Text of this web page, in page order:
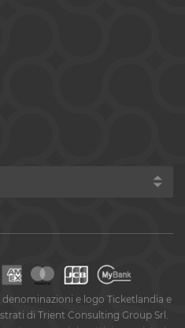
e logo Ticketlandia e
di Trient Consulting Group Srl.